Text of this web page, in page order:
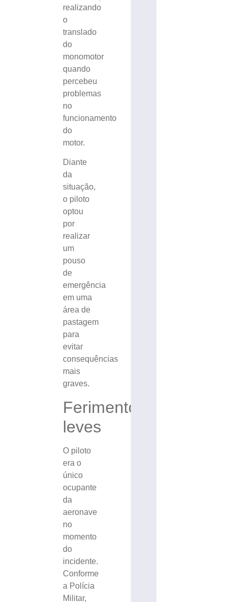
realizando
o
translado
do
monomotor
quando
percebeu
problemas
no
funcionamento
do
motor.
Diante
da
situação,
o piloto
optou
por
realizar
um
pouso
de
emergência
em uma
área de
pastagem
para
evitar
consequências
mais
graves.
Ferimentos
leves
O piloto
era o
único
ocupante
da
aeronave
no
momento
do
incidente.
Conforme
a Polícia
Militar,